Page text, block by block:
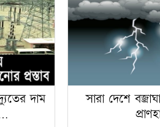
দাম
সারা দেশে